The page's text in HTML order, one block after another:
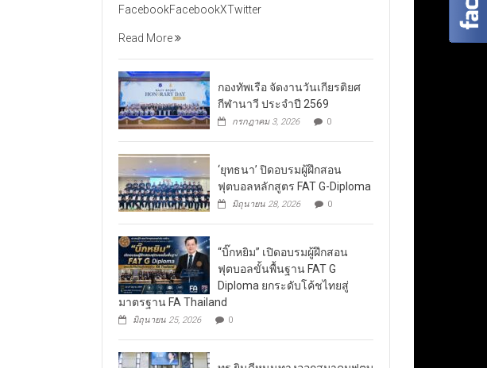
FacebookFacebookXTwitter
Read More
กองทัพเรือ จัดงานวันเกียรติยศ
กีฬานาวี ประจำปี 2569
กรกฎาคม 3, 2026 0
‘ยุทธนา’ ปิดอบรมผู้ฝึกสอน
ฟุตบอลหลักสูตร FAT G-Diploma
มิถุนายน 28, 2026 0
“บิ๊กหยิม” เปิดอบรมผู้ฝึกสอน
ฟุตบอลขั้นพื้นฐาน FAT G
Diploma ยกระดับโค้ชไทยสู่
มาตรฐาน FA Thailand
มิถุนายน 25, 2026 0